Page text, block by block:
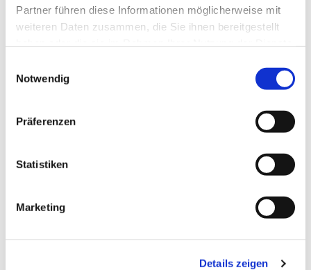
Partner führen diese Informationen möglicherweise mit
weiteren Daten zusammen, die Sie ihnen bereitgestellt
Notwendig
Präferenzen
Statistiken
Marketing
Details zeigen